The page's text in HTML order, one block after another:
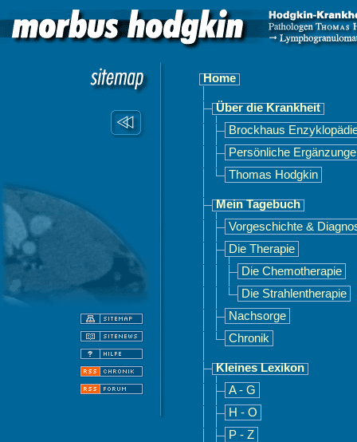
Home
Über die Krankheit
Brockhaus
Persönliche
Thomas Hodgkin
Mein Tagebuch
Vorgeschichte &
Die Therapie
Die Chemotherapie
Die Strahlentherapie
Nachsorge
Chronik
Kleines Lexikon
A - G
H - O
P - Z